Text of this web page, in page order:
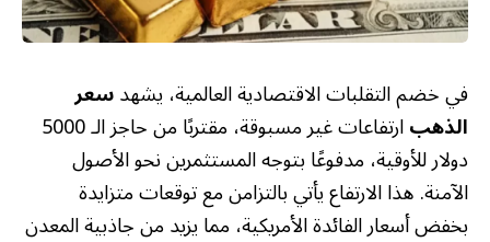
في خضم التقلبات الاقتصادية العالمية، يشهدسعر
الذهب ارتفاعات غير مسبوقة، مقتربًا من حاجز الـ 5000
دولار للأوقية، مدفوعًا بتوجه المستثمرين نحو الأصول
الآمنة. هذا الارتفاع يأتي بالتزامن مع توقعات متزايدة
بخفض أسعار الفائدة الأمريكية، مما يزيد من جاذبية المعدن